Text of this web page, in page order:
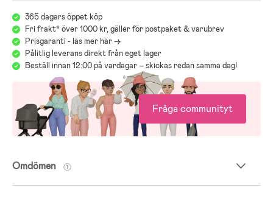
365 dagars öppet köp
Fri frakt* över 1000 kr, gäller för postpaket & varubrev
Prisgaranti - läs mer här ->
Pålitlig leverans direkt från eget lager
Beställ innan 12:00 på vardagar – skickas redan samma dag!
Fråga communityt
Omdömen